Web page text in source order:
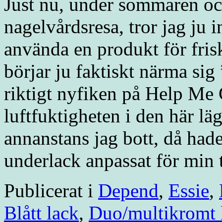
nagelvårdsresa, tror jag ju
använda en produkt för
börjar ju faktiskt närma
riktigt nyfiken på Help Me
luftfuktigheten i den här
annanstans jag bott, då
underlack anpassat för min
Publicerat i Depend, Essie,
Blått lack, Duo/multikromt